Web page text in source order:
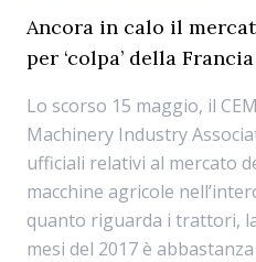
Ancora in calo il
per ‘colpa’ della Francia
Lo scorso 15 maggio, il
Machinery Industry
ufficiali relativi al mercato
macchine agricole
quanto riguarda i trattori,
mesi del 2017 è